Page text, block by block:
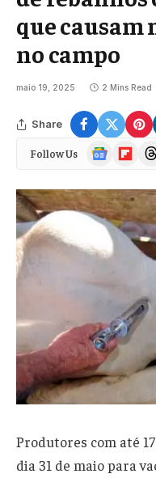
que causam
no campo
maio 19, 2025 2 Mins Read
Share
Follow Us
Google
News
Flipboard
Produtores com até
dia 31 de maio para